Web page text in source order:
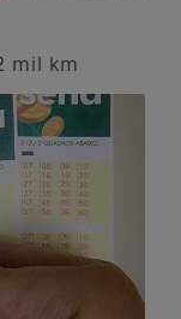
mil km